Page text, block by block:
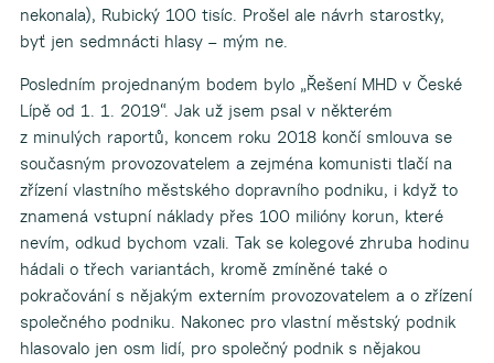
nekonala), Rubický 100 tisíc. Prošel ale návrh starostky,
byť jen sedmnácti hlasy – mým ne.
Posledním projednaným bodem bylo „Řešení MHD v České
Lípě od 1. 1. 2019“. Jak už jsem psal v některém
z minulých raportů, koncem roku 2018 končí smlouva se
současným provozovatelem a zejména komunisti tlačí na
zřízení vlastního městského dopravního podniku, i když to
znamená vstupní náklady přes 100 milióny korun, které
nevím, odkud bychom vzali. Tak se kolegové zhruba hodinu
hádali o třech variantách, kromě zmíněné také o
pokračování s nějakým externím provozovatelem a o zřízení
společného podniku. Nakonec pro vlastní městský podnik
hlasovalo jen osm lidí, pro společný podnik s nějakou